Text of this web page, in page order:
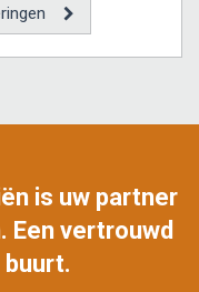
is uw partner
Een vertrouwd
buurt.